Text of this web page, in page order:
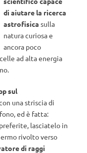
di aiutare la ricerca
astrofisica sulla
natura curiosa e
ancora poco
ad alta energia
sul
una striscia di
ed è fatta:
lasciatelo in
rivolto verso
di raggi